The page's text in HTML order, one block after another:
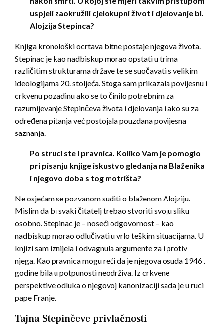
uspjeli zaokružili cjelokupni život i djelovanje bl.
Alojzija Stepinca?
Knjiga kronološki ocrtava bitne postaje njegova života.
Stepinac je kao nadbiskup morao opstati u trima
različitim strukturama države te se suočavati s velikim
ideologijama 20. stoljeća. Stoga sam prikazala povijesnu i
crkvenu pozadinu ako se to činilo potrebnim za
razumijevanje Stepinčeva života i djelovanja i ako su za
određena pitanja već postojala pouzdana povijesna
saznanja.
Po struci ste i pravnica. Koliko Vam je pomoglo
pri pisanju knjige iskustvo gledanja na Blaženika
i njegovo doba s tog motrišta?
Ne osjećam se pozvanom suditi o blaženom Alojziju.
Mislim da bi svaki čitatelj trebao stvoriti svoju sliku
osobno. Stepinac je – noseći odgovornost – kao
nadbiskup morao odlučivati u vrlo teškim situacijama. U
knjizi sam iznijela i odvagnula argumente za i protiv
njega. Kao pravnica mogu reći da je njegova osuda 1946 .
godine bila u potpunosti neodrživa. Iz crkvene
perspektive odluka o njegovoj kanonizaciji sada je u ruci
pape Franje.
Tajna Stepinčeve privlačnosti